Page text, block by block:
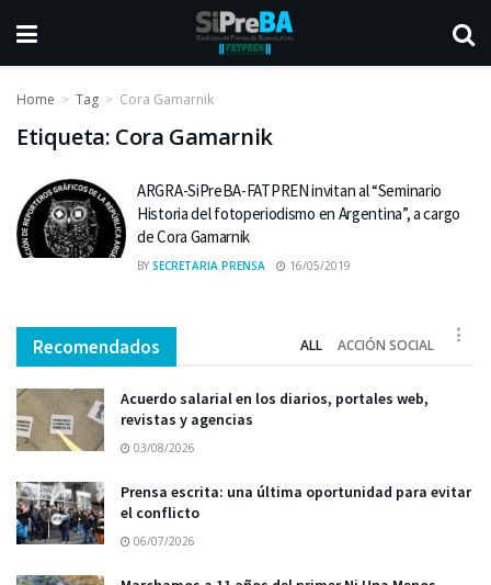
Home Tag Cora Gamarnik
Etiqueta: Cora Gamarnik
ARGRA-SiPreBA-FATPREN invitan al “Seminario
Historia del fotoperiodismo en Argentina”, a cargo
de Cora Gamarnik
BY SECRETARIA PRENSA 16/05/2019
Recomendados ALL ACCIÓN SOCIAL
Acuerdo salarial en los diarios, portales web,
revistas y agencias
03/08/2026
Prensa escrita: una última oportunidad para evitar
el conflicto
06/07/2026